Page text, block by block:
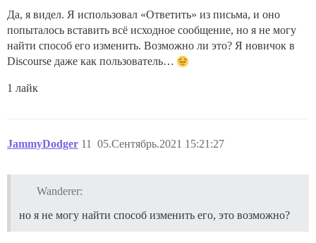
Да, я видел. Я использовал «Ответить» из письма, и оно
попыталось вставить всё исходное сообщение, но я не могу
найти способ его изменить. Возможно ли это? Я новичок в
Discourse даже как пользователь…
1 лайк
JammyDodger 05.Сентябрь.2021 15:21:27
11
Wanderer:
но я не могу найти способ изменить его, это возможно?